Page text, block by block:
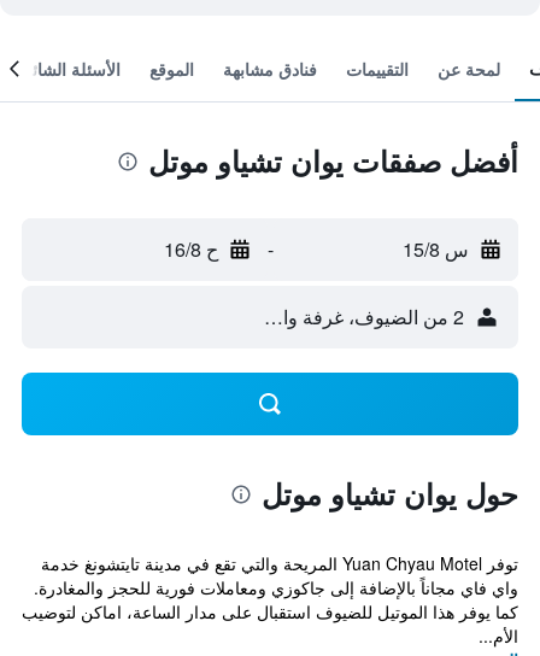
لمحة عن التقييمات فنادق مشابهة الموقع الأسئلة الشائعة
أفضل صفقات يوان تشياو موتل
س 15/8 - ح 16/8
2 من الضيوف، غرفة واحدة
حول يوان تشياو موتل
توفر Yuan Chyau Motel المريحة والتي تقع في مدينة تايتشونغ خدمة
واي فاي مجاناً بالإضافة إلى جاكوزي ومعاملات فورية للحجز والمغادرة.
كما يوفر هذا الموتيل للضيوف استقبال على مدار الساعة، اماكن لتوضيب
الأم...